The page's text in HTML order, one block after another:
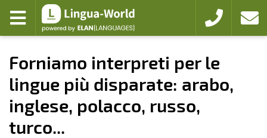
Zum Hauptmenü
Zum Inhalt
Forniamo interpreti per le
lingue più disparate: arabo,
inglese, polacco, russo,
turco...